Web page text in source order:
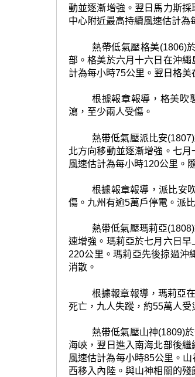
動並逐漸增強。翌日馬力斯
中心附近最高持續風速估計為
熱帶低氣壓格美(1806)
部。格美於六月十六日在沖
計為每小時75公里。翌日格美
根據報章報導，格美吹
瀉，至少兩人受傷。
熱帶低氣壓派比安
北方向移動並逐漸增強。七
風速估計為每小時120公里。
根據報章報導，派比安
傷。九州有逾5萬戶停電。派
熱帶低氣壓瑪莉亞
速增強。瑪莉亞於七月六日
220公里。瑪莉亞先後掠過沖
消散。
根據報章報導，瑪莉亞
死亡，九人失蹤，約55萬人受
熱帶低氣壓山神(1809)
海峽，翌日進入南海北部後
風速估計為每小時85公里。
西移入內陸。與山神相關的